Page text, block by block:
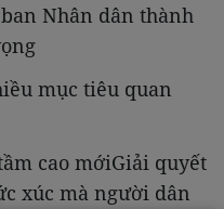
Nhân dân thành
mục tiêu quan
cao mớiGiải quyết
xúc mà người dân